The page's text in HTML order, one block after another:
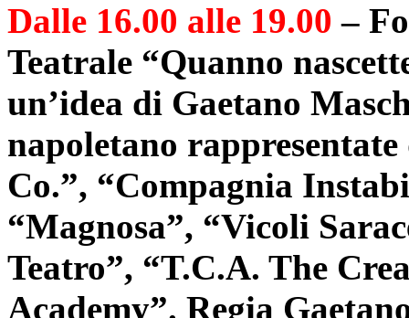
Dalle 16.00 alle 19.00 –
Teatrale “Quanno
un’idea di Gaetano
napoletano
Co.”, “Compagnia
“Magnosa”, “Vicoli
Teatro”, “T.C.A. The
Academy”. Regia